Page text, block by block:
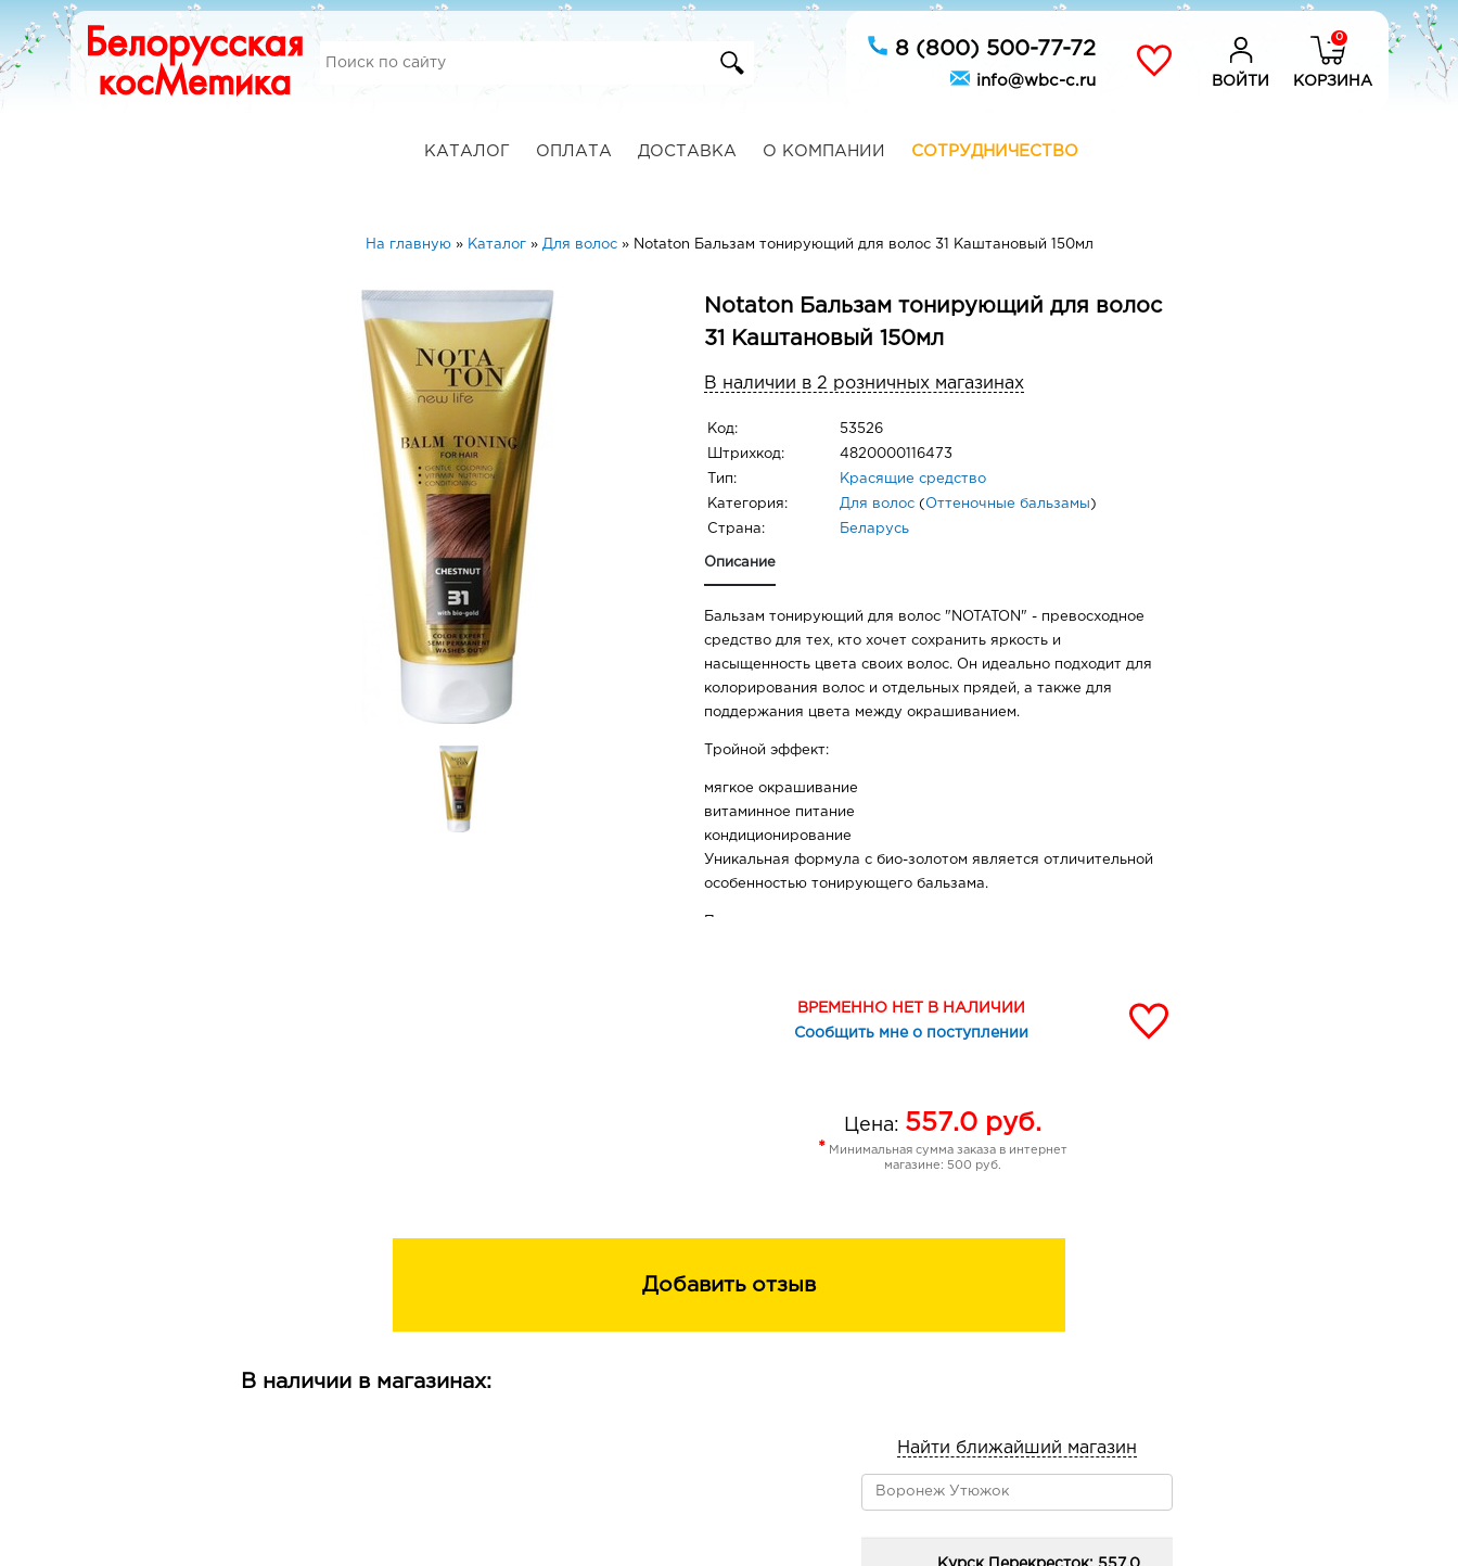
8 (800) 500-77-72
info@wbc-c.ru ВОЙТИ
0
КОРЗИНА
КАТАЛОГ ОПЛАТА ДОСТАВКА О КОМПАНИИ СОТРУДНИЧЕСТВО
На главную» Каталог» Для волос» Notaton Бальзам тонирующий для волос 31 Каштановый 150мл
Notaton Бальзам тонирующий для волос
31 Каштановый 150мл
В наличии в 2 розничных магазинах
Код: 53526
Штрихкод: 4820000116473
Тип: Красящие средство
Категория: Для волос ( Оттеночные бальзамы )
Страна: Беларусь
Описание
Бальзам тонирующий для волос "NOTATON" - превосходное
средство для тех, кто хочет сохранить яркость и
насыщенность цвета своих волос. Он идеально подходит для
колорирования волос и отдельных прядей, а также для
поддержания цвета между окрашиванием.
Тройной эффект:
мягкое окрашивание
витаминное питание
кондиционирование
Уникальная формула с био-золотом является отличительной
особенностью тонирующего бальзама.
индивидуально от 5 до 45 минут в зависимости от желаемого
результата. После промыть волосы водой.
ВРЕМЕННО НЕТ В НАЛИЧИИ
Сообщить мне о поступлении
Цена: 557.0 руб.
* Минимальная сумма заказа в интернет
магазине: 500 руб.
Добавить отзыв
В наличии в магазинах:
Найти ближайший магазин